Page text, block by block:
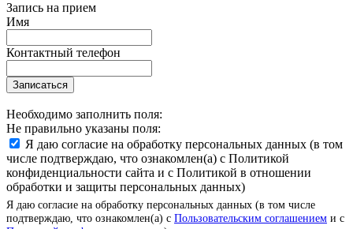
Запись на прием
Имя
Контактный телефон
Записаться
Необходимо заполнить поля:
Не правильно указаны поля:
Я даю согласие на обработку персональных данных (в том
числе подтверждаю, что ознакомлен(а) с Политикой
конфиденциальности сайта и с Политикой в отношении
обработки и защиты персональных данных)
Я даю согласие на обработку персональных данных (в том числе
подтверждаю, что ознакомлен(а) с Пользовательским соглашением и с